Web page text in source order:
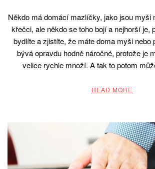
Někdo má domácí mazlíčky, jako jsou myši
křečci, ale někdo se toho bojí a nejhorší je,
bydlíte a zjistíte, že máte doma myši nebo
bývá opravdu hodně náročné, protože je
velice rychle množí. A tak to potom
READ MORE